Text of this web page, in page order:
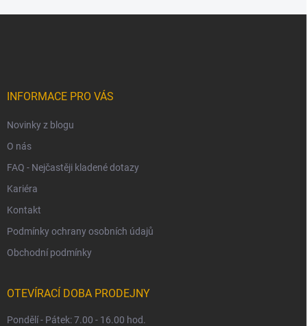
INFORMACE PRO VÁS
Novinky z blogu
O nás
FAQ - Nejčastěji kladené dotazy
Kariéra
Kontakt
Podmínky ochrany osobních údajů
Obchodní podmínky
OTEVÍRACÍ DOBA PRODEJNY
Pondělí - Pátek: 7.00 - 16.00 hod.